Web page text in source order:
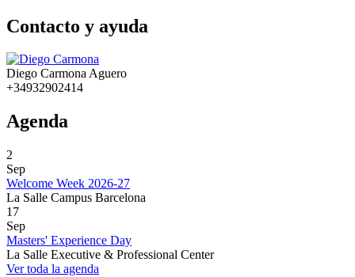
Contacto y ayuda
Diego Carmona Aguero
+34932902414
Agenda
2
Sep
Welcome Week 2026-27
La Salle Campus Barcelona
17
Sep
Masters' Experience Day
La Salle Executive & Professional Center
Ver toda la agenda